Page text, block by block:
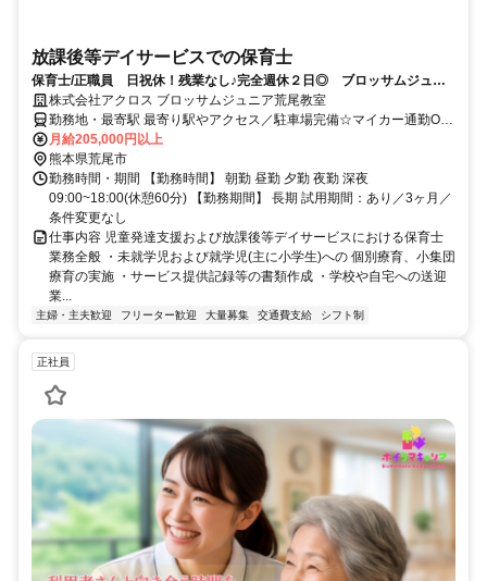
放課後等デイサービスでの保育士
保育士/正職員 日祝休！残業なし♪完全週休２日◎ ブロッサムジュニ
ア荒尾教室
株式会社アクロス ブロッサムジュニア荒尾教室
勤務地・最寄駅 最寄り駅やアクセス／駐車場完備☆マイカー通勤OK!
(交通費支給：上限2万円)
月給205,000円以上
熊本県荒尾市
勤務時間・期間 【勤務時間】 朝勤 昼勤 夕勤 夜勤 深夜
09:00~18:00(休憩60分) 【勤務期間】 長期 試用期間：あり／3ヶ月／
条件変更なし
仕事内容 児童発達支援および放課後等デイサービスにおける保育士
業務全般 ・未就学児および就学児(主に小学生)への 個別療育、小集団
療育の実施 ・サービス提供記録等の書類作成 ・学校や自宅への送迎
業...
主婦・主夫歓迎 フリーター歓迎 大量募集 交通費支給 シフト制
正社員